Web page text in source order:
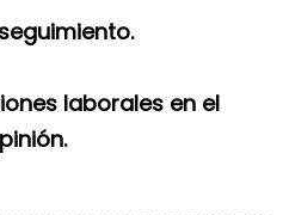
laborales en el